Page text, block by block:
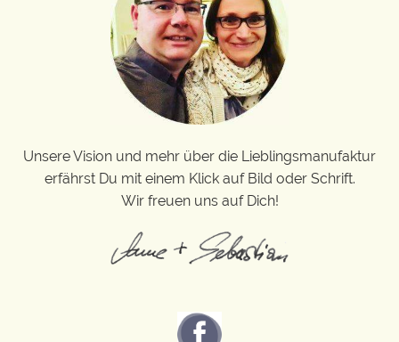
Unsere Vision und mehr über die Lieblingsmanufaktur
erfährst Du mit einem Klick auf Bild oder Schrift.
Wir freuen uns auf Dich!